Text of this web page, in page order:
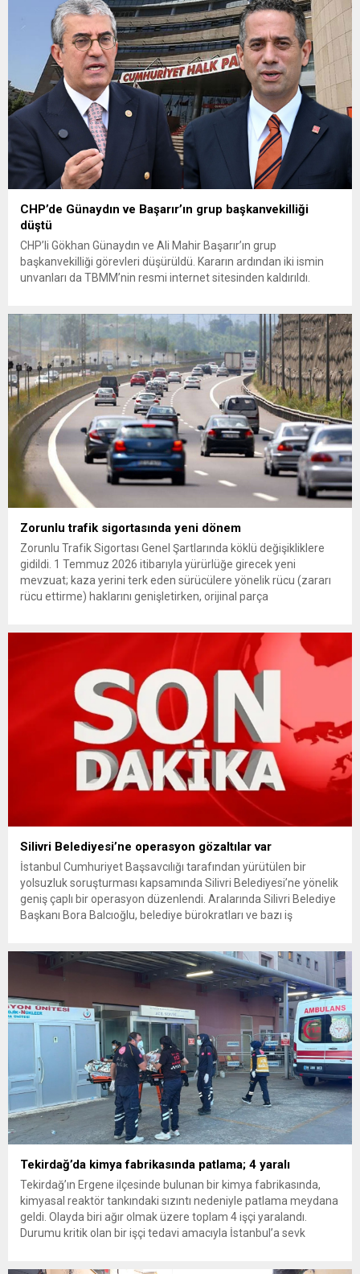
fiyatların çiftçinin artan maliyetlerini karşılamaktan uzak
olduğunu savunarak fiyatların yeniden değerlendirilmesi
çağrısında...
CHP’de Günaydın ve Başarır’ın grup başkanvekilliği
düştü
CHP’li Gökhan Günaydın ve Ali Mahir Başarır’ın grup
başkanvekilliği görevleri düşürüldü. Kararın ardından iki ismin
unvanları da TBMM’nin resmi internet sitesinden kaldırıldı.
çıkarma cezası uygulanmak üzere Yüksek Disiplin Kurulu’na
(YDK) sevk edilen ve partideki tüm görevlerinden...
Zorunlu trafik sigortasında yeni dönem
Zorunlu Trafik Sigortası Genel Şartlarında köklü değişikliklere
gidildi. 1 Temmuz 2026 itibarıyla yürürlüğe girecek yeni
mevzuat; kaza yerini terk eden sürücülere yönelik rücu (zararı
rücu ettirme) haklarını genişletirken, orijinal parça
getiriyor. Hazine Müsteşarlığına bağlı ilgili kurumlarca...
Silivri Belediyesi’ne operasyon gözaltılar var
İstanbul Cumhuriyet Başsavcılığı tarafından yürütülen bir
yolsuzluk soruşturması kapsamında Silivri Belediyesi’ne yönelik
geniş çaplı bir operasyon düzenlendi. Aralarında Silivri Belediye
Başkanı Bora Balcıoğlu, belediye bürokratları ve bazı iş
inceleme ve arama çalışmaları devam ediyor. İstanbul’da...
Tekirdağ’da kimya fabrikasında patlama; 4 yaralı
Tekirdağ’ın Ergene ilçesinde bulunan bir kimya fabrikasında,
kimyasal reaktör tankındaki sızıntı nedeniyle patlama meydana
geldi. Olayda biri ağır olmak üzere toplam 4 işçi yaralandı.
Durumu kritik olan bir işçi tedavi amacıyla İstanbul’a sevk